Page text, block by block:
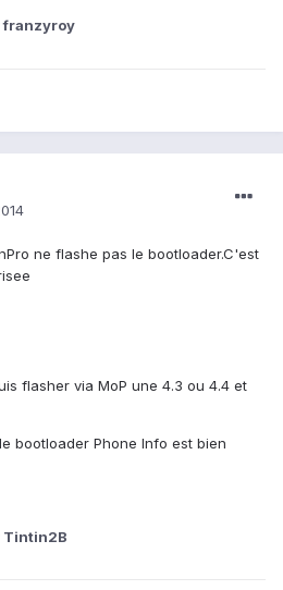
franzyroy
ne flashe pas le bootloader.C'est
flasher via MoP une 4.3 ou 4.4 et
bootloader Phone Info est bien
Tintin2B